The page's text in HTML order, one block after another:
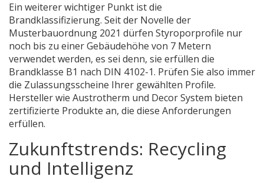
Ein weiterer wichtiger Punkt ist die
Brandklassifizierung. Seit der Novelle der
Musterbauordnung 2021 dürfen Styroporprofile nur
noch bis zu einer Gebäudehöhe von 7 Metern
verwendet werden, es sei denn, sie erfüllen die
Brandklasse B1 nach DIN 4102-1. Prüfen Sie also immer
die Zulassungsscheine Ihrer gewählten Profile.
Hersteller wie Austrotherm und Decor System bieten
zertifizierte Produkte an, die diese Anforderungen
erfüllen.
Zukunftstrends: Recycling
und Intelligenz